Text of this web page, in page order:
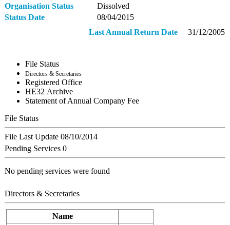
Organisation Status
Dissolved
Status Date
08/04/2015
Last Annual Return Date31/12/2005
File Status
Directors & Secretaries
Registered Office
ΗΕ32 Archive
Statement of Annual Company Fee
File Status
File Last Update 08/10/2014
Pending Services 0
No pending services were found
Directors & Secretaries
Name